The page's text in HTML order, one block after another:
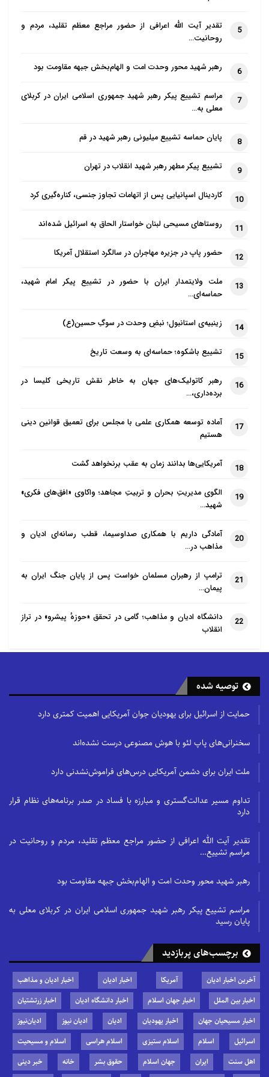
رهبر این سازمان در ابتدای سال گذشته با لباس غیرنظامی
از کلیساهای محلی که به فعالیت های مذهبی خود بازگشته
بودند بازدید کرد تا پیامی تبلیغاتی در مورد تسامح دینی
صادر کند. نهادهای پلیس مذهبی که امروز از طریق پیش
شدند.
الجولانی در ابتدای سال ۲۰۲۳ گفت که قوانین اسلامی
نباید با زور تحمیل شود.
در ماه‌های اخیر، شدت تبلیغات افراطی هیئت تحریرالشام
مذهبی که از سال ۲۰۱۷ در ادلب گسترش یافته‌اند و در
به نظر می‌رسد تحریرالشام پس از سال‌ها حضور در ادلب،
حذف تدریجی بیشتر جناح‌های رقیب و سرکوب صداهای
اکنون کمی احساس قدرت می‌کند.
اگرچه «دولت نجات» هنوز به طور رسمی تایید این پروژه را
اعلام نکرده است، اما وزارت کشور آن با انتشار اطلاعیه‌ای
مبنی بر گشودن باب عضویت در پلیس اخلاق عمومی به
شرط فارغ التحصیلی از دانشکده شریعت، عضوگیری را آغاز
نموده است.
5
تقدیر آیت الله اعرافی از حضور مراجع معظم تقلید، مردم و
روحانیت…
6 رهبر شهید محور وحدت امت و الهام‌بخش جبهه مقاومت بود
7
مراسم تشییع پیکر رهبر شهید جمهوری اسلامی ایران در کربلای
معلی به…
8 پایان حماسه تشییع میلیونی رهبر شهید در قم
9 تشییع پیکر مطهر رهبر شهید انقلاب در تهران
10 کاردینال اسپانیایی پس از اتهامات تجاوز جنسی، کناره‌گیری کرد
11 روستاهای مسیحی لبنان خواستار الحاق به اسرائیل شده‌اند
12 حضور پاپ در جزیره مهاجران در سالگرد استقلال آمریکا
13
ملت ولایتمدار ایران با حضور در تشییع پیکر امام شهید،
حماسه‌ای…
14 زینبیه‌ی استانبول؛ نبضِ وحدت در سوگِ حسین(ع)
15 تشییع باشکوه؛ حماسه‌ای به وسعت تاریخ
16
رهبر کاتولیک‌های جهان به خاطر نقش تاریخی کلیسا در
برده‌داری،…
17
آماده توسعه همکاری علمی با مجلس برای تعمیق قوانین دینی
هستیم
18 آمریکایی‌ها بدانند زمان به عقب برنخواهد گشت
19
الگوی مدیریتِ بحران و تربیتِ مجاهد؛ واکاوی «افق‌های فکری»
شهید…
20
آمادگی داریم با همکاری صداوسیما، قطب رسانه‌ای ادیان و
مذاهب در…
21
ترامپ از رهبران مسلمان خواست پس از پایان جنگ ایران به
پیمان…
22
دانشگاه ادیان و مذاهب؛ گامی در تحقق «حوزهٔ پیشرو» در تراز
انقلاب
توصیه شده
حمایت از اسرائیل برای یهودیان جوان آمریکایی اهمیت کمتری دارد
سخنرانی‌های پاپ لئو با هوش مصنوعی درست نشده‌اند
ملت ایران برای دشمن آمریکایی درس‌های فراموش‌نشدنی دارد
تداوم مسیر عدالت‌گستری و مبارزه با فساد در صدر برنامه‌های نظام قرار
دارد
تقدیر آیت الله اعرافی از حضور مراجع معظم تقلید، مردم و روحانیت در
مراسم تشییع…
رهبر شهید محور وحدت امت و الهام‌بخش جبهه مقاومت بود
مراسم تشییع پیکر رهبر شهید جمهوری اسلامی ایران در کربلای معلی به
پایان رسید
برچسب‌های پربازدید
آخرین اخبار ادیان آمریکا اخبار ادیان
اخبار ادیان و مذاهب
اخبار بین الملل
اخبار جهان اسلام اخبار دانشگاه ادیان
اخبار زرتشتیان
اخبار مسیحیان جهان
اخبار یهودیان ادیان ادیان نیوز
ادیان‌نیوز
اسرائیل
اسلام اسلام ستیزی اسلام هراسی
اسلام و مسیحیت
اهل سنت
ایران جهان اسلام حقوق بشر خانه
خبر دینی